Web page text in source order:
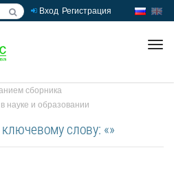
Вход Регистрация
сборника
науке и образовании
слову: «»